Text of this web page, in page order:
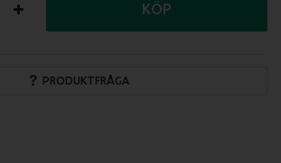
PRODUKTFRÅGA
KÖP